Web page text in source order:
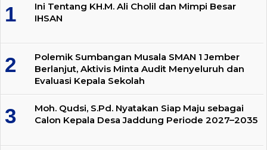
Ini Tentang KH.M. Ali Cholil dan Mimpi Besar
IHSAN
Polemik Sumbangan Musala SMAN 1 Jember
Berlanjut, Aktivis Minta Audit Menyeluruh dan
Evaluasi Kepala Sekolah
Moh. Qudsi, S.Pd. Nyatakan Siap Maju sebagai
Calon Kepala Desa Jaddung Periode 2027–2035